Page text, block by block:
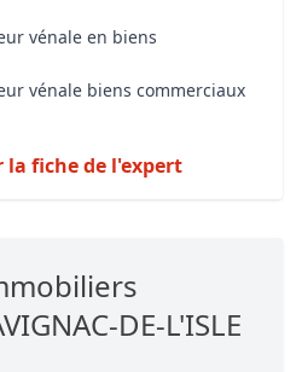
vénale en biens
vénale biens commerciaux
la fiche de l'expert
DE-L'ISLE